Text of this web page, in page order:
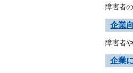
障害者
企業
障害者
企業